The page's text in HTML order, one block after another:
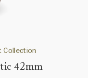
Collection
42mm